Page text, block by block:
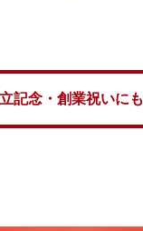
記念・創業祝いにも